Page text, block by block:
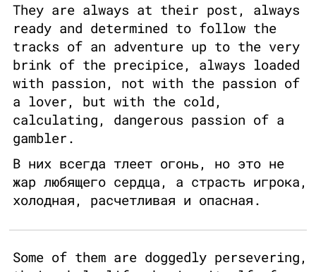
They are always at their post, always
ready and determined to follow the
tracks of an adventure up to the very
brink of the precipice, always loaded
with passion, not with the passion of
a lover, but with the cold,
calculating, dangerous passion of a
gambler.
В них всегда тлеет огонь, но это не
жар любящего сердца, а страсть игрока,
холодная, расчетливая и опасная.
Some of them are doggedly persevering,